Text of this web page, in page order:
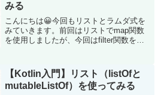
みる
こんにちは😀今回もリストとラムダ式を
みていきます。前回はリストでmap関数
を使用しましたが、今回はfilter関数を使
処理は、３行目でリストを定義し、５...
【Kotlin入門】リスト（listOfと
mutableListOf）を使ってみる